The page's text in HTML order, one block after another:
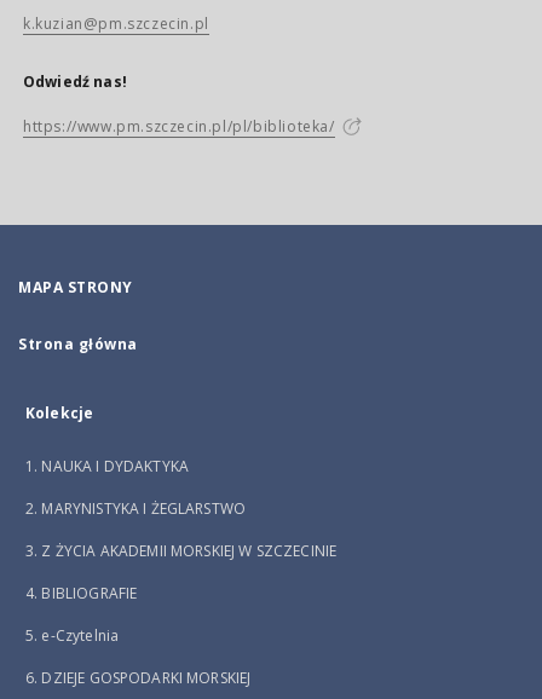
k.kuzian@pm.szczecin.pl
Odwiedź nas!
https://www.pm.szczecin.pl/pl/biblioteka/
MAPA STRONY
Strona główna
Kolekcje
1. NAUKA I DYDAKTYKA
2. MARYNISTYKA I ŻEGLARSTWO
3. Z ŻYCIA AKADEMII MORSKIEJ W SZCZECINIE
4. BIBLIOGRAFIE
5. e-Czytelnia
6. DZIEJE GOSPODARKI MORSKIEJ